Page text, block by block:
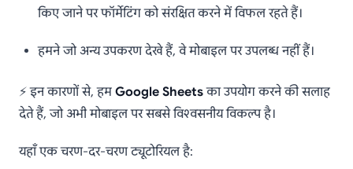
किए जाने पर फॉर्मेटिंग को संरक्षित करने में विफल रहते हैं।
हमने जो अन्य उपकरण देखे हैं, वे मोबाइल पर उपलब्ध नहीं हैं।
⚡ इन कारणों से, हम Google Sheetsका उपयोग करने की सलाह
देते हैं, जो अभी मोबाइल पर सबसे विश्वसनीय विकल्प है।
यहाँ एक चरण-दर-चरण ट्यूटोरियल है: